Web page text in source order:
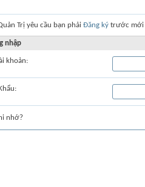
Trị yêu cầu bạn phải Đăng ký trước mới
nhập
khoản:
nhớ?